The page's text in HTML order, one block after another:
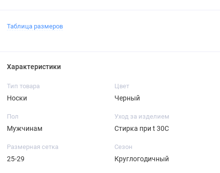
Таблица размеров
Характеристики
Тип товара
Носки
Цвет
Черный
Пол
Мужчинам
Уход за изделием
Стирка при t 30С
Размерная сетка
25-29
Сезон
Круглогодичный